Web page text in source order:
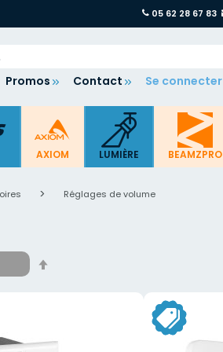
05 62 28 67 83
Promos Contact Se connecter
AXIOM LUMIÈRE BEAMZPRO
Réglages de volume